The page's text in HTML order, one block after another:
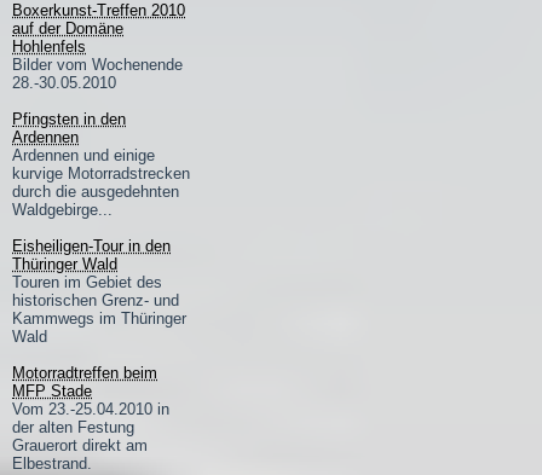
Boxerkunst-Treffen 2010
auf der Domäne
Hohlenfels
Bilder vom Wochenende
28.-30.05.2010
Pfingsten in den
Ardennen
Ardennen und einige
kurvige Motorradstrecken
durch die ausgedehnten
Waldgebirge...
Eisheiligen-Tour in den
Thüringer Wald
Touren im Gebiet des
historischen Grenz- und
Kammwegs im Thüringer
Wald
Motorradtreffen beim
MFP Stade
Vom 23.-25.04.2010 in
der alten Festung
Grauerort direkt am
Elbestrand.